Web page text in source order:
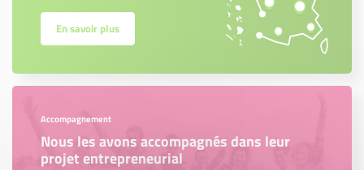
En savoir plus
Accompagnement
Nous les avons accompagnés dans leur
projet entrepreneurial